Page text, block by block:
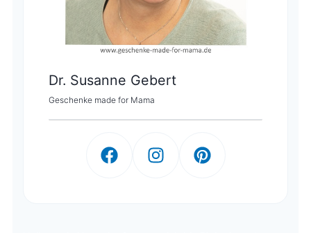
Dr. Susanne Gebert
Geschenke made for Mama